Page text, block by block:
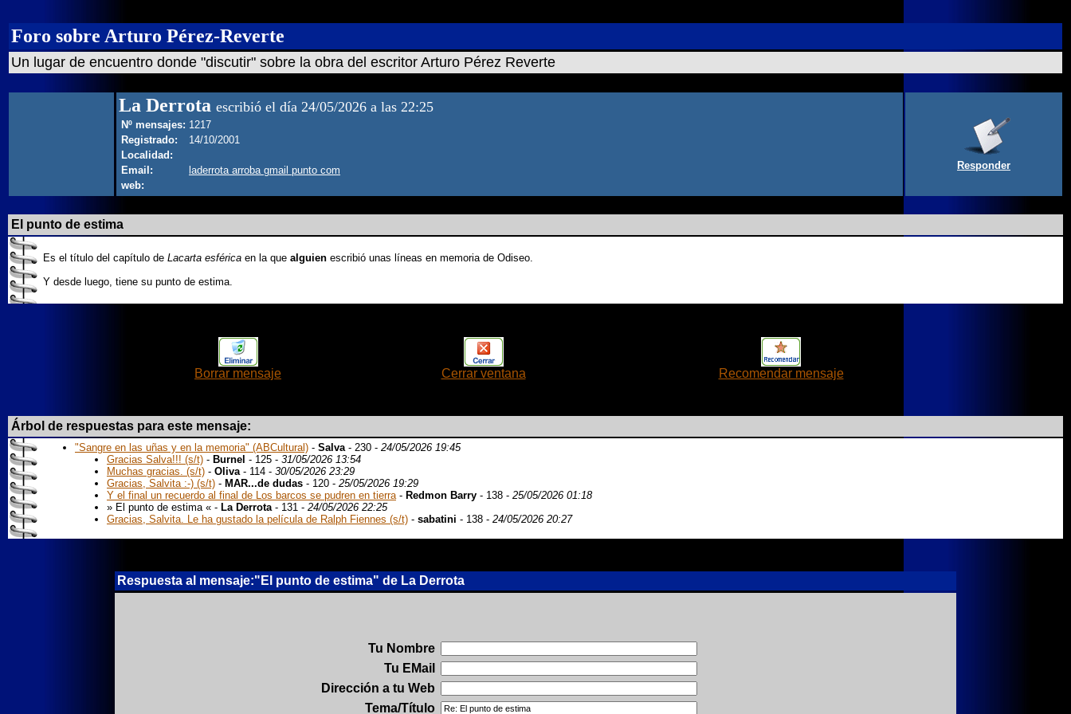
Foro sobre Arturo Pérez-Reverte
Un lugar de encuentro donde "discutir" sobre la obra del escritor Arturo Pérez Reverte
La Derrota escribió el día 24/05/2026 a las 22:25
Nº mensajes: 1217
Registrado:
14/10/2001
Localidad:
Email:
laderrota arroba gmail punto com
web:
Responder
El punto de estima
Es el título del capítulo de Lacarta esférica en la que alguien escribió unas líneas en memoria de Odiseo.
Y desde luego, tiene su punto de estima.
Borrar mensaje Cerrar ventana Recomendar mensaje
Árbol de respuestas para este mensaje:
"Sangre en las uñas y en la memoria" (ABCultural) - Salva- 230 - 24/05/2026 19:45
Gracias Salva!!! (s/t) - Burnel - 125 - 31/05/2026 13:54
Muchas gracias. (s/t) - Oliva- 114 - 30/05/2026 23:29
Gracias, Salvita :-) (s/t) - MAR...de dudas - 120 - 25/05/2026 19:29
Y el final un recuerdo al final de Los barcos se pudren en tierra- Redmon Barry - 138 - 25/05/2026 01:18
» El punto de estima « - La Derrota- 131 - 24/05/2026 22:25
Gracias, Salvita. Le ha gustado la película de Ralph Fiennes (s/t) - sabatini - 138 - 24/05/2026 20:27
Respuesta al mensaje:"El punto de estima" de La Derrota
Tu Nombre
Tu EMail
Dirección a tu Web
Tema/Título